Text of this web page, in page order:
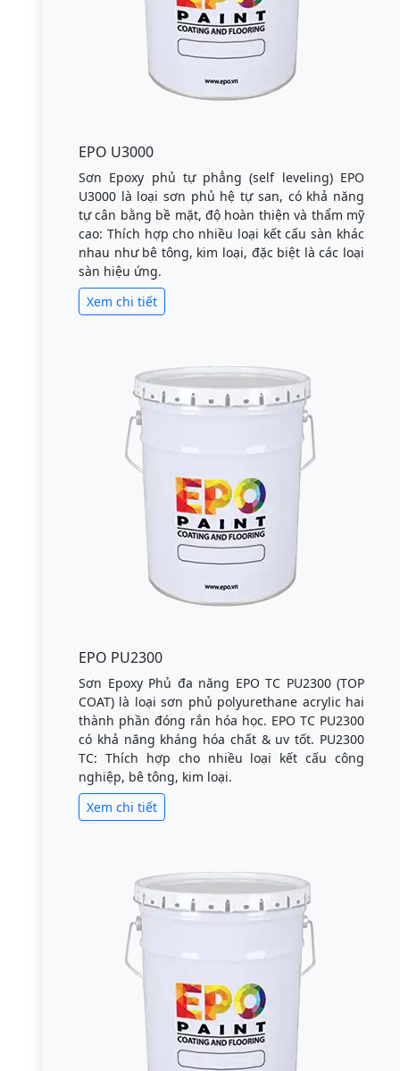
EPO U3000
Sơn Epoxy phủ tự phẳng (self leveling) EPO
U3000 là loại sơn phủ hệ tự san, có khả năng
tự cân bằng bề mặt, độ hoàn thiện và thẩm mỹ
cao: Thích hợp cho nhiều loại kết cấu sàn khác
nhau như bê tông, kim loại, đặc biệt là các loại
sàn hiệu ứng.
Xem chi tiết
EPO PU2300
Sơn Epoxy Phủ đa năng EPO TC PU2300 (TOP
COAT) là loại sơn phủ polyurethane acrylic hai
thành phần đóng rắn hóa học. EPO TC PU2300
có khả năng kháng hóa chất & uv tốt. PU2300
TC: Thích hợp cho nhiều loại kết cấu công
nghiệp, bê tông, kim loại.
Xem chi tiết